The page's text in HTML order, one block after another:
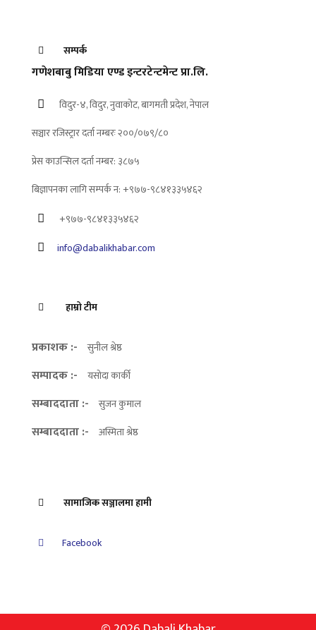
सम्पर्क
गणेशबाबु मिडिया एण्ड इन्टरटेन्टमेन्ट प्रा.लि.
विदुर-४, विदुर, नुवाकोट, बागमती प्रदेश, नेपाल
सञ्चार रजिस्ट्रार दर्ता नम्बरः २००/०७९/८०
प्रेस काउन्सिल दर्ता नम्बर: ३८७५
बिज्ञापनका लागि सम्पर्क न: +९७७-९८४१३३५४६२
+९७७-९८४१३३५४६२
info@dabalikhabar.com
हाम्रो टीम
प्रकाशक :- सुनील श्रेष्ठ
सम्पादक :- यसोदा कार्की
सम्बाददाता :- सुजन कुमाल
सम्बाददाता :- अस्मिता श्रेष्ठ
सामाजिक सञ्जालमा हामी
Facebook